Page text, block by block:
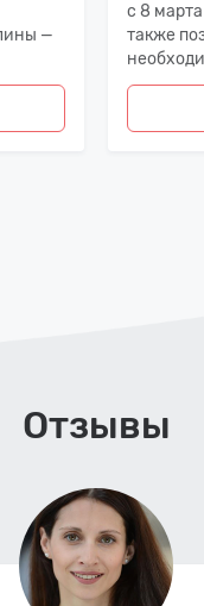
—
с 8
также
Отзывы